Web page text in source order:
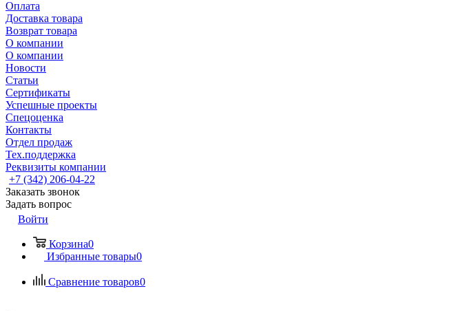
Оплата
Доставка товара
Возврат товара
О компании
О компании
Новости
Статьи
Сертификаты
Успешные проекты
Спецоценка
Контакты
Отдел продаж
Тех.поддержка
Реквизиты компании
+7 (342) 206-04-22
Заказать звонок
Задать вопрос
Войти
Корзина0
Избранные товары0
Сравнение товаров0